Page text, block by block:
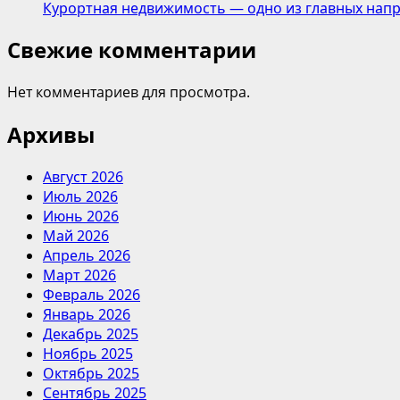
Курортная недвижимость — одно из главных
Свежие комментарии
Нет комментариев для просмотра.
Архивы
Август 2026
Июль 2026
Июнь 2026
Май 2026
Апрель 2026
Март 2026
Февраль 2026
Январь 2026
Декабрь 2025
Ноябрь 2025
Октябрь 2025
Сентябрь 2025